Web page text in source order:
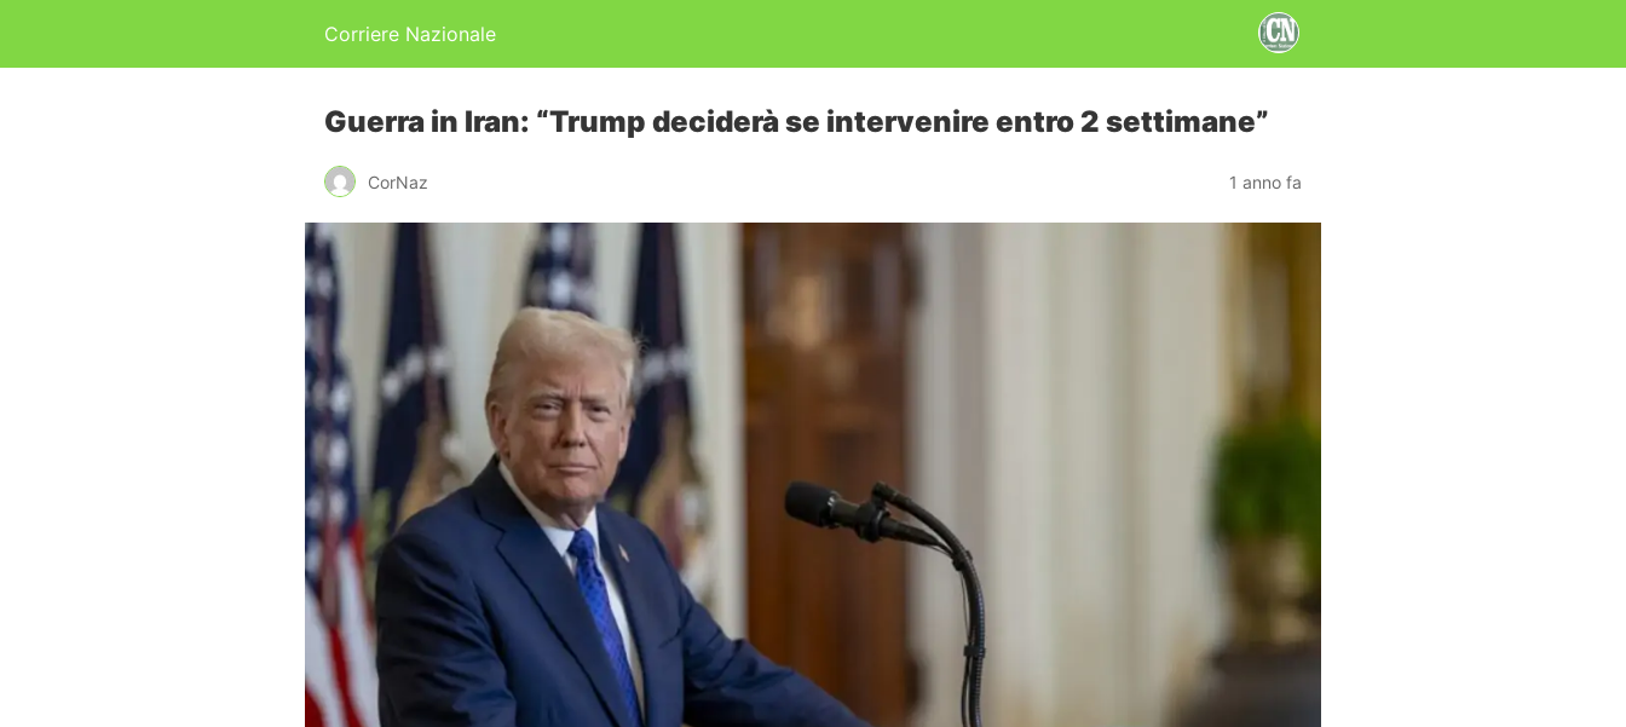
Corriere Nazionale
Guerra in Iran: “Trump deciderà se intervenire entro 2 settimane”
CorNaz 1 anno fa